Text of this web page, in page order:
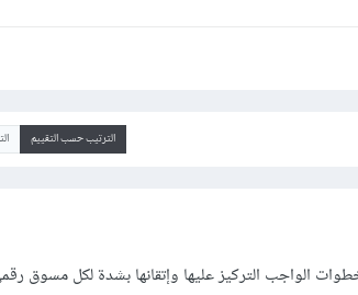
الترتيب حسب التقييم
الواجب التركيز عليها وإتقانها بشدة لكل مسوق